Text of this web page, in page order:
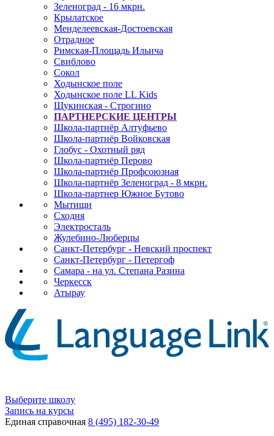
Зеленоград - 16 мкрн.
Крылатское
Менделеевская-Достоевская
Отрадное
Римская-Площадь Ильича
Свиблово
Сокол
Ходынское поле
Ходынское поле LL Kids
Щукинская - Строгино
ПАРТНЕРСКИЕ ЦЕНТРЫ
Школа-партнёр Алтуфьево
Школа-партнёр Войковская
Глобус - Охотный ряд
Школа-партнёр Перово
Школа-партнёр Профсоюзная
Школа-партнёр Зеленоград - 8 мкрн.
Школа-партнер Южное Бутово
Мытищи
Сходня
Электросталь
Жулебино-Люберцы
Санкт-Петербург - Невский проспект
Санкт-Петербург - Петергоф
Самара - на ул. Степана Разина
Черкесск
Атырау
Выберите школу
Запись на курсы
Единая справочная 8 (495) 182-30-49